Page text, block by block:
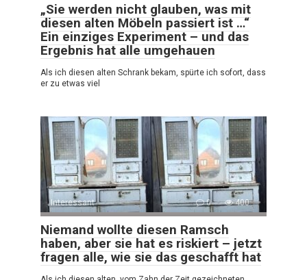
„Sie werden nicht glauben, was mit
diesen alten Möbeln passiert ist …“
Ein einziges Experiment – und das
Ergebnis hat alle umgehauen
Als ich diesen alten Schrank bekam, spürte ich sofort, dass
er zu etwas viel
Interessant 0 400
Niemand wollte diesen Ramsch
haben, aber sie hat es riskiert – jetzt
fragen alle, wie sie das geschafft hat